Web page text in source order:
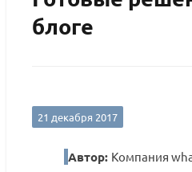
блоге
21 декабря 2017
Автор: Компания